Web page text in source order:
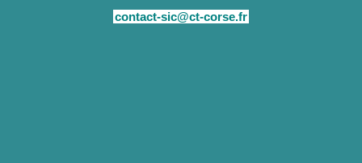
contact-sic@ct-corse.fr